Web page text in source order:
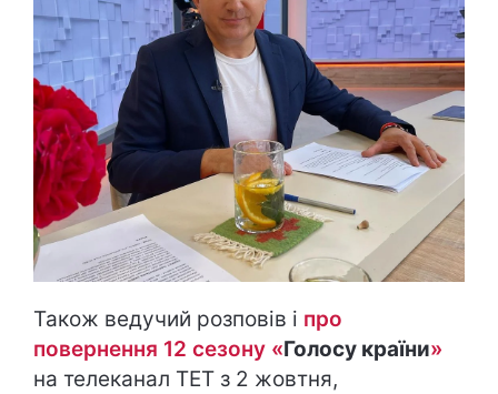
Також ведучий розповів і про
повернення 12 сезону «Голосу країни»
на телеканал ТЕТ з 2 жовтня,